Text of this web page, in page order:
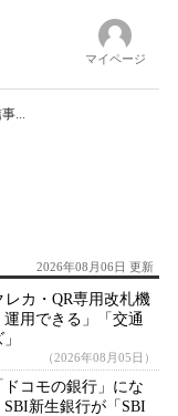
マイページ
...
2026年08月06日 更新
レカ・QR専用改札機
用できる」「交通
（2026年08月05日）
コモの銀行」にな
新生銀行が「SBI